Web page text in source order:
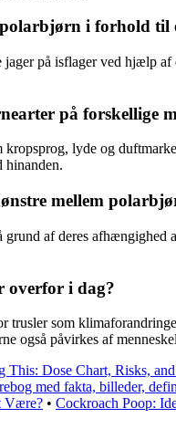
i forhold til
på isflager ved hjælp
på forskellige
lyde og
hinanden.
mellem
af deres
overfor i dag?
som
også påvirkes af
Dose Chart, Risks,
med fakta, billeder,
Være? • Cockroach Poop: